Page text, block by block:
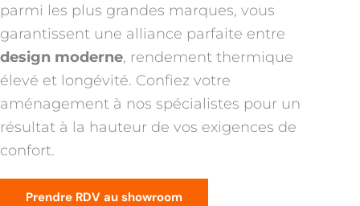
parmi les plus grandes marques, vous
garantissent une alliance parfaite entre
design moderne, rendement thermique
élevé et longévité. Confiez votre
aménagement à nos spécialistes pour un
résultat à la hauteur de vos exigences de
confort.
Prendre RDV au showroom